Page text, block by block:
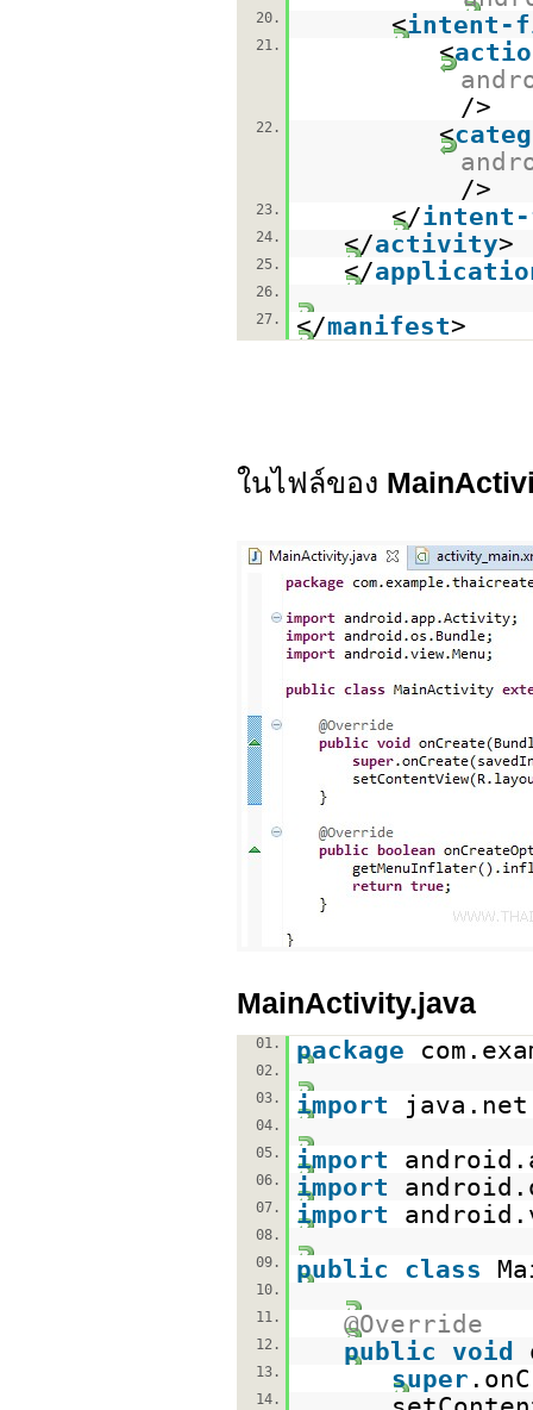
20. <intent-
21. <
/>
22. <
/>
23. </
24. </activity>
25. </
26.
27.
</manifest>
ในไฟล์ของ
MainActivity.java
01. package
02.
03.
import
04.
05.
import
06. import
07. import
08.
09.
public class
10.
11.
@Override
12. public void
13. super
14.